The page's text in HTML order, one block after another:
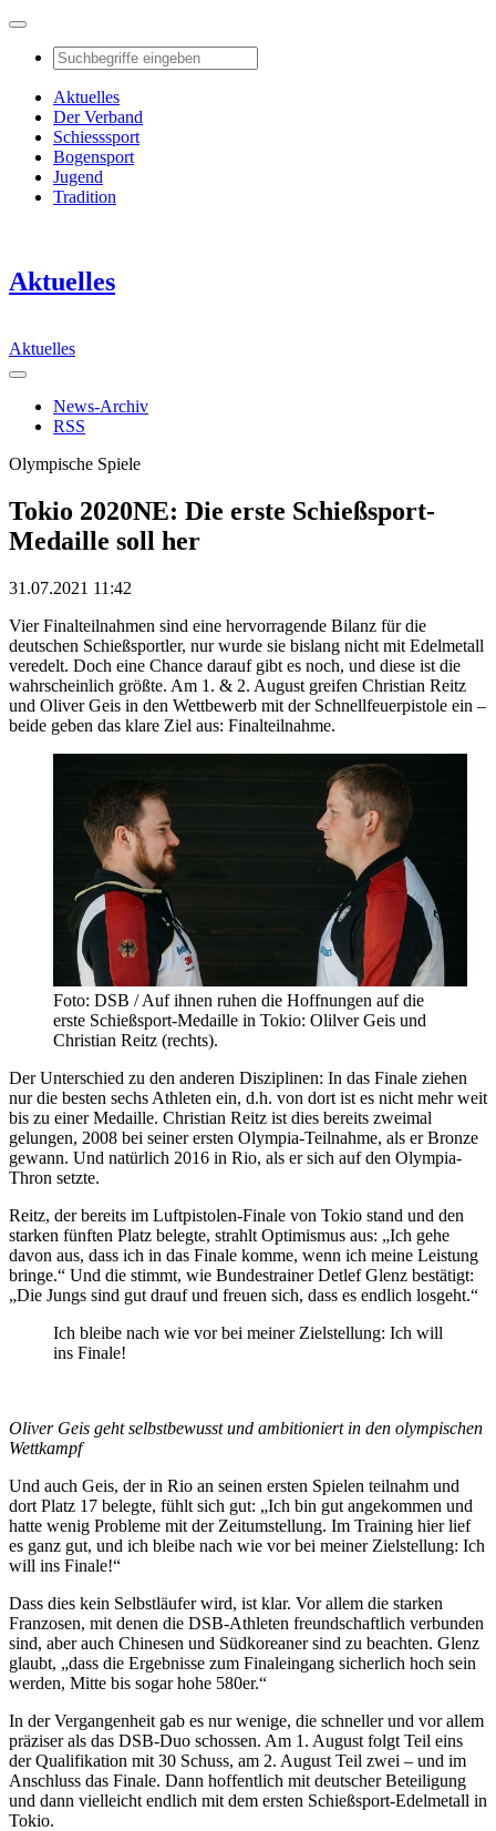
Aktuelles
Der Verband
Schiesssport
Bogensport
Jugend
Tradition
Aktuelles
Aktuelles
News-Archiv
RSS
Olympische Spiele
Tokio 2020NE: Die erste Schießsport-
Medaille soll her
31.07.2021 11:42
Vier Finalteilnahmen sind eine hervorragende Bilanz für die
deutschen Schießsportler, nur wurde sie bislang nicht mit Edelmetall
veredelt. Doch eine Chance darauf gibt es noch, und diese ist die
wahrscheinlich größte. Am 1. & 2. August greifen Christian Reitz
und Oliver Geis in den Wettbewerb mit der Schnellfeuerpistole ein –
beide geben das klare Ziel aus: Finalteilnahme.
Foto: DSB / Auf ihnen ruhen die Hoffnungen auf die
erste Schießsport-Medaille in Tokio: Olilver Geis und
Christian Reitz (rechts).
Der Unterschied zu den anderen Disziplinen: In das Finale ziehen
nur die besten sechs Athleten ein, d.h. von dort ist es nicht mehr weit
bis zu einer Medaille. Christian Reitz ist dies bereits zweimal
gelungen, 2008 bei seiner ersten Olympia-Teilnahme, als er Bronze
gewann. Und natürlich 2016 in Rio, als er sich auf den Olympia-
Thron setzte.
Reitz, der bereits im Luftpistolen-Finale von Tokio stand und den
starken fünften Platz belegte, strahlt Optimismus aus: „Ich gehe
davon aus, dass ich in das Finale komme, wenn ich meine Leistung
bringe.“ Und die stimmt, wie Bundestrainer Detlef Glenz bestätigt:
„Die Jungs sind gut drauf und freuen sich, dass es endlich losgeht.“
Ich bleibe nach wie vor bei meiner Zielstellung: Ich will
ins Finale!
Oliver Geis geht selbstbewusst und ambitioniert in den olympischen
Wettkampf
Und auch Geis, der in Rio an seinen ersten Spielen teilnahm und
dort Platz 17 belegte, fühlt sich gut: „Ich bin gut angekommen und
hatte wenig Probleme mit der Zeitumstellung. Im Training hier lief
es ganz gut, und ich bleibe nach wie vor bei meiner Zielstellung: Ich
will ins Finale!“
Dass dies kein Selbstläufer wird, ist klar. Vor allem die starken
Franzosen, mit denen die DSB-Athleten freundschaftlich verbunden
sind, aber auch Chinesen und Südkoreaner sind zu beachten. Glenz
glaubt, „dass die Ergebnisse zum Finaleingang sicherlich hoch sein
werden, Mitte bis sogar hohe 580er.“
In der Vergangenheit gab es nur wenige, die schneller und vor allem
präziser als das DSB-Duo schossen. Am 1. August folgt Teil eins
der Qualifikation mit 30 Schuss, am 2. August Teil zwei – und im
Anschluss das Finale. Dann hoffentlich mit deutscher Beteiligung
und dann vielleicht endlich mit dem ersten Schießsport-Edelmetall in
Tokio.